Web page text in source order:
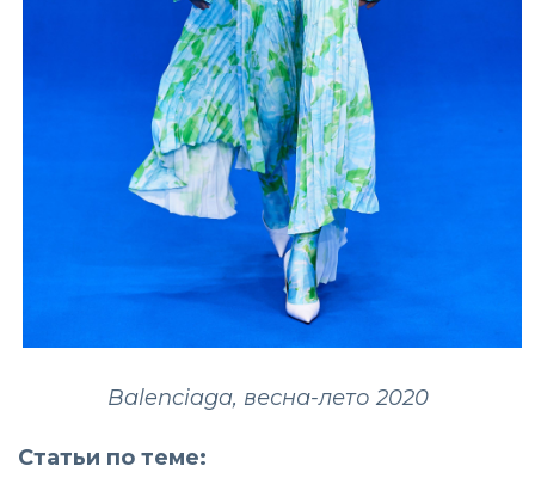
Balenciaga, весна-лето 2020
Статьи по теме: